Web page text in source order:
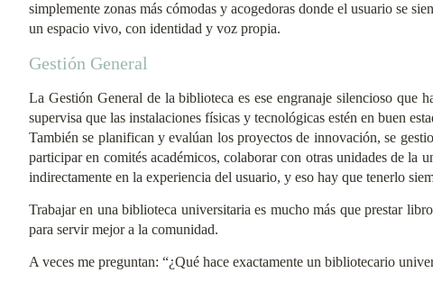
simplemente zonas más cómodas y acogedoras donde el usuario se
un espacio vivo, con identidad y voz propia.
Gestión General
La Gestión General de la biblioteca es ese engranaje silencioso que
supervisa que las instalaciones físicas y tecnológicas estén en buen
También se planifican y evalúan los proyectos de innovación, se
participar en comités académicos, colaborar con otras unidades de la
indirectamente en la experiencia del usuario, y eso hay que tenerlo
Trabajar en una biblioteca universitaria es mucho más que prestar
para servir mejor a la comunidad.
A veces me preguntan: “¿Qué hace exactamente un bibliotecario